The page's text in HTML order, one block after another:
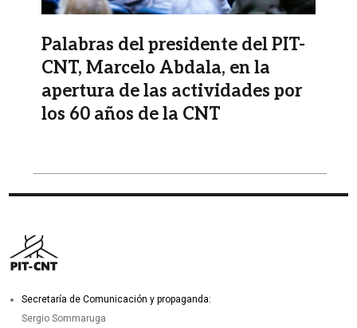
Palabras del presidente del PIT-
CNT, Marcelo Abdala, en la
apertura de las actividades por
los 60 años de la CNT
Secretaría de Comunicación y propaganda:
Sergio Sommaruga